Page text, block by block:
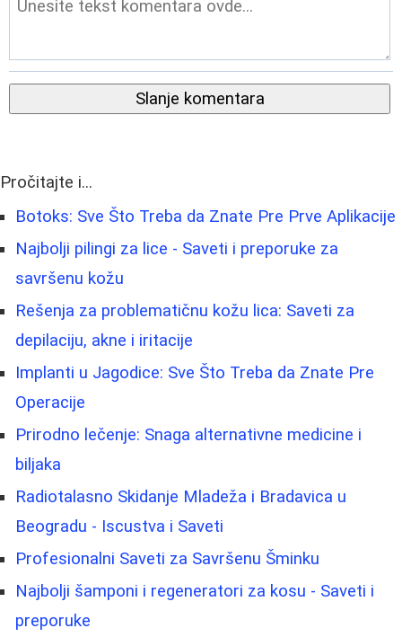
Slanje komentara
Pročitajte i...
Botoks: Sve Što Treba da Znate Pre Prve Aplikacije
Najbolji pilingi za lice - Saveti i preporuke za
savršenu kožu
Rešenja za problematičnu kožu lica: Saveti za
depilaciju, akne i iritacije
Implanti u Jagodice: Sve Što Treba da Znate Pre
Operacije
Prirodno lečenje: Snaga alternativne medicine i
biljaka
Radiotalasno Skidanje Mladeža i Bradavica u
Beogradu - Iscustva i Saveti
Profesionalni Saveti za Savršenu Šminku
Najbolji šamponi i regeneratori za kosu - Saveti i
preporuke